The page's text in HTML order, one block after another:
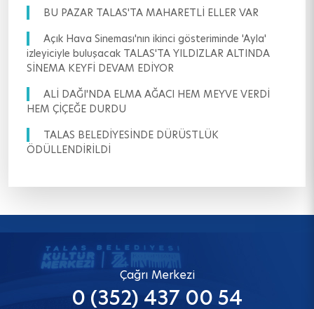
BU PAZAR TALAS'TA MAHARETLİ ELLER VAR
Açık Hava Sineması'nın ikinci gösteriminde 'Ayla'
izleyiciyle buluşacak TALAS'TA YILDIZLAR ALTINDA
SİNEMA KEYFİ DEVAM EDİYOR
ALİ DAĞI'NDA ELMA AĞACI HEM MEYVE VERDİ
HEM ÇİÇEĞE DURDU
TALAS BELEDİYESİNDE DÜRÜSTLÜK
ÖDÜLLENDİRİLDİ
Çağrı Merkezi
0 (352) 437 00 54